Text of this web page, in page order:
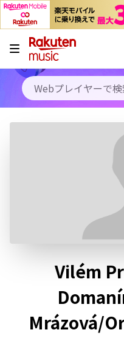
キャンペーン
料金プラン
使い方
Vilém
Mrázová/